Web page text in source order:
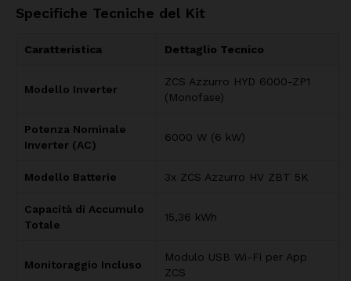
Specifiche Tecniche del Kit
Caratteristica Dettaglio Tecnico
Modello Inverter
ZCS Azzurro HYD 6000-ZP1
(Monofase)
Potenza Nominale
Inverter (AC)
6000 W (6 kW)
Modello Batterie 3x ZCS Azzurro HV ZBT 5K
Capacità di Accumulo
Totale
15,36 kWh
Monitoraggio Incluso
Modulo USB Wi-Fi per App
ZCS